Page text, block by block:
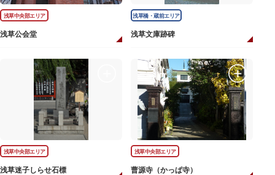
浅草中央部エリア
浅草公会堂
浅草橋・蔵前エリア
浅草文庫跡碑
浅草中央部エリア
浅草迷子しらせ石標
浅草中央部エリア
曹源寺（かっぱ寺）